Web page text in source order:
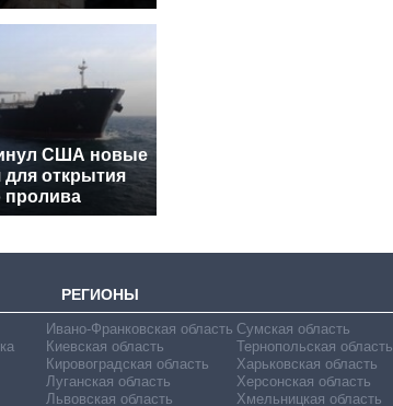
США новые
для открытия
пролива
РЕГИОНЫ
Ивано-Франковская область
Киевская область
Кировоградская область
Луганская область
Львовская область
Сумская область
Тернопольская область
Харьковская область
Херсонская область
Хмельницкая область